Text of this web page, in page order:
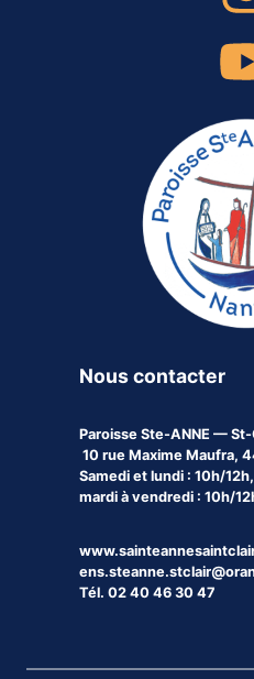
Nous contacter
Paroisse Ste-ANNE — St-
10 rue Maxime Maufra,
Samedi et lundi : 10h/12h,
mardi à vendredi : 10h/
Tél. 02 40 46 30 47